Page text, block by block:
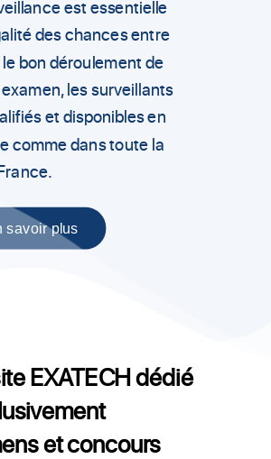
est essentielle
des chances entre
bon déroulement de
les surveillants
et disponibles en
comme dans toute la
savoir plus
EXATECH dédié
et concours